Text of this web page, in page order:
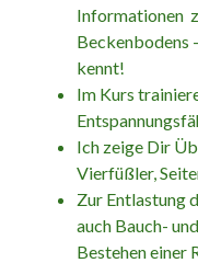
Informationen
Beckenbodens
kennt!
Im Kurs
Ich zeige Dir
Vierfüßler,
Zur Entlastung
auch Bauch-
Bestehen einer